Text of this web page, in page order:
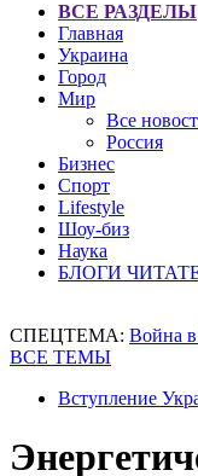
ВСЕ РАЗДЕЛЫ
Главная
Украина
Город
Мир
Все
Россия
Бизнес
Спорт
Lifestyle
Шоу-биз
Наука
БЛОГИ
СПЕЦТЕМА: Война
ВСЕ ТЕМЫ
Вступление